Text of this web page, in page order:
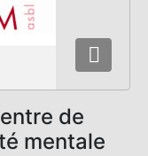
de
mentale